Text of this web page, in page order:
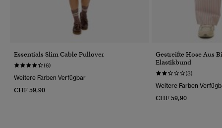
Essentials Slim Cable Pullover
(6)
Weitere Farben Verfügbar
CHF 59,90
Gestreifte Hose Aus
Elastikbund
(3)
Weitere Farben
CHF 59,90